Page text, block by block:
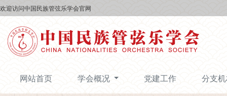
欢迎访问中国民族管弦乐学会官网
网站首页 学会概况 党建工作 分支